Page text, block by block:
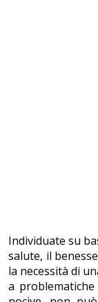
Individuate su
salute, il
la necessità di
a